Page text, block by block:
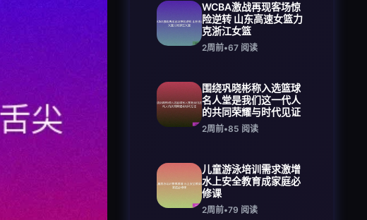
WCBA激战再现客场惊
险逆转 山东高速女篮力
克浙江女篮
2周前•67 阅读
围绕巩晓彬称入选篮球
名人堂是我们这一代人
的共同荣耀与时代见证
2周前•85 阅读
儿童游泳培训需求激增
水上安全教育成家庭必
修课
2周前•79 阅读